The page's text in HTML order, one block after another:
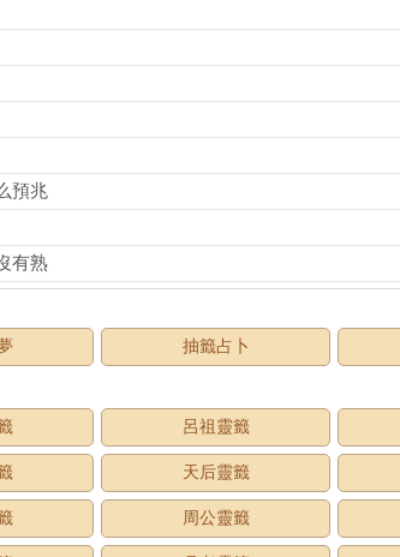
預兆
有熟
抽籤占卜
呂祖靈籤
天后靈籤
周公靈籤